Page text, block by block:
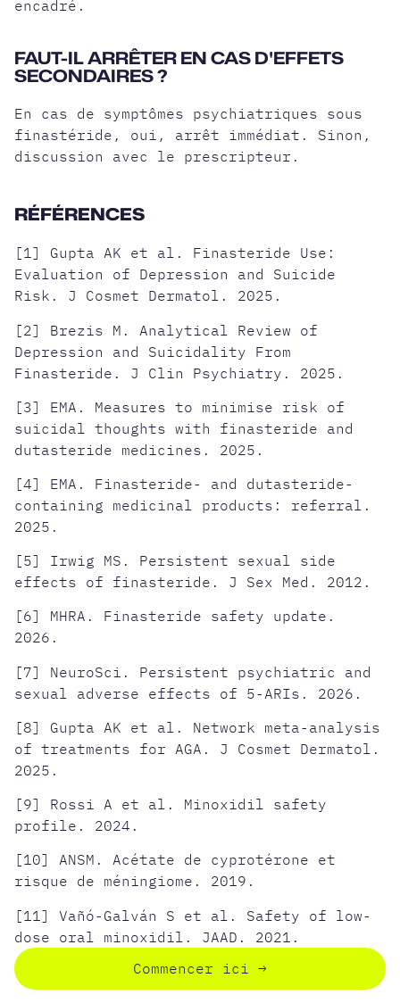
encadré.
FAUT-IL ARRÊTER EN CAS D'EFFETS
SECONDAIRES ?
En cas de symptômes psychiatriques sous
finastéride, oui, arrêt immédiat. Sinon,
discussion avec le prescripteur.
RÉFÉRENCES
[1] Gupta AK et al. Finasteride Use:
Evaluation of Depression and Suicide
Risk. J Cosmet Dermatol. 2025.
[2] Brezis M. Analytical Review of
Depression and Suicidality From
Finasteride. J Clin Psychiatry. 2025.
[3] EMA. Measures to minimise risk of
suicidal thoughts with finasteride and
dutasteride medicines. 2025.
[4] EMA. Finasteride- and dutasteride-
containing medicinal products: referral.
2025.
[5] Irwig MS. Persistent sexual side
effects of finasteride. J Sex Med. 2012.
[6] MHRA. Finasteride safety update.
2026.
[7] NeuroSci. Persistent psychiatric and
sexual adverse effects of 5-ARIs. 2026.
[8] Gupta AK et al. Network meta-analysis
of treatments for AGA. J Cosmet Dermatol.
2025.
[9] Rossi A et al. Minoxidil safety
profile. 2024.
[10] ANSM. Acétate de cyprotérone et
risque de méningiome. 2019.
[11] Vañó-Galván S et al. Safety of low-
dose oral minoxidil. JAAD. 2021.
Commencer ici →